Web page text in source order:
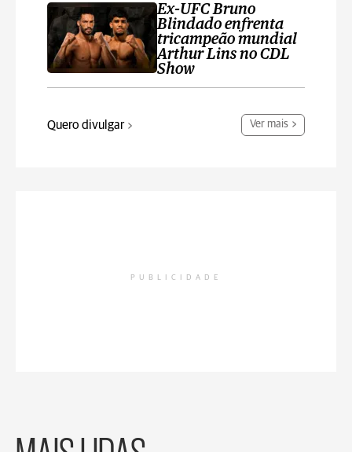
Ex-UFC Bruno
Blindado enfrenta
tricampeão mundial
Arthur Lins no CDL
Show
Quero divulgar Ver mais
PUBLICIDADE